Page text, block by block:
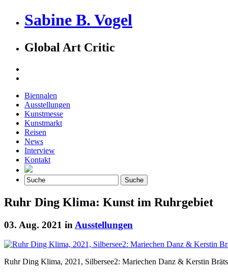
Sabine B. Vogel
Global Art Critic
Biennalen
Ausstellungen
Kunstmesse
Kunstmarkt
Reisen
News
Interview
Kontakt
Ruhr Ding Klima: Kunst im Ruhrgebiet
03. Aug. 2021 in Ausstellungen
Ruhr Ding Klima, 2021, Silbersee2: Mariechen Danz & Kerstin